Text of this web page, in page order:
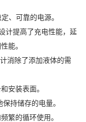
、可靠的电源。
计提高了充电性能，延
能。
消除了添加液体的需
安装表面。
持储存的电量。
繁的循环使用。